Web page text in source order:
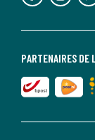
PARTENAIRES DE